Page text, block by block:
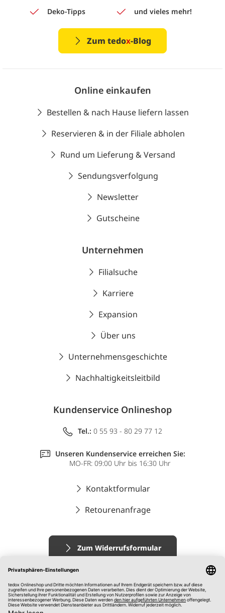
Deko-Tipps
und vieles mehr!
Zum tedox-Blog
Online einkaufen
Bestellen & nach Hause liefern lassen
Reservieren & in der Filiale abholen
Rund um Lieferung & Versand
Sendungsverfolgung
Newsletter
Gutscheine
Unternehmen
Filialsuche
Karriere
Expansion
Über uns
Unternehmensgeschichte
Nachhaltigkeitsleitbild
Kundenservice Onlineshop
Tel.: 0 55 93 - 80 29 77 12
Unseren Kundenservice erreichen Sie:
MO-FR: 09:00 Uhr bis 16:30 Uhr
Kontaktformular
Retourenanfrage
Zum Widerrufsformular
Impressum
AGB